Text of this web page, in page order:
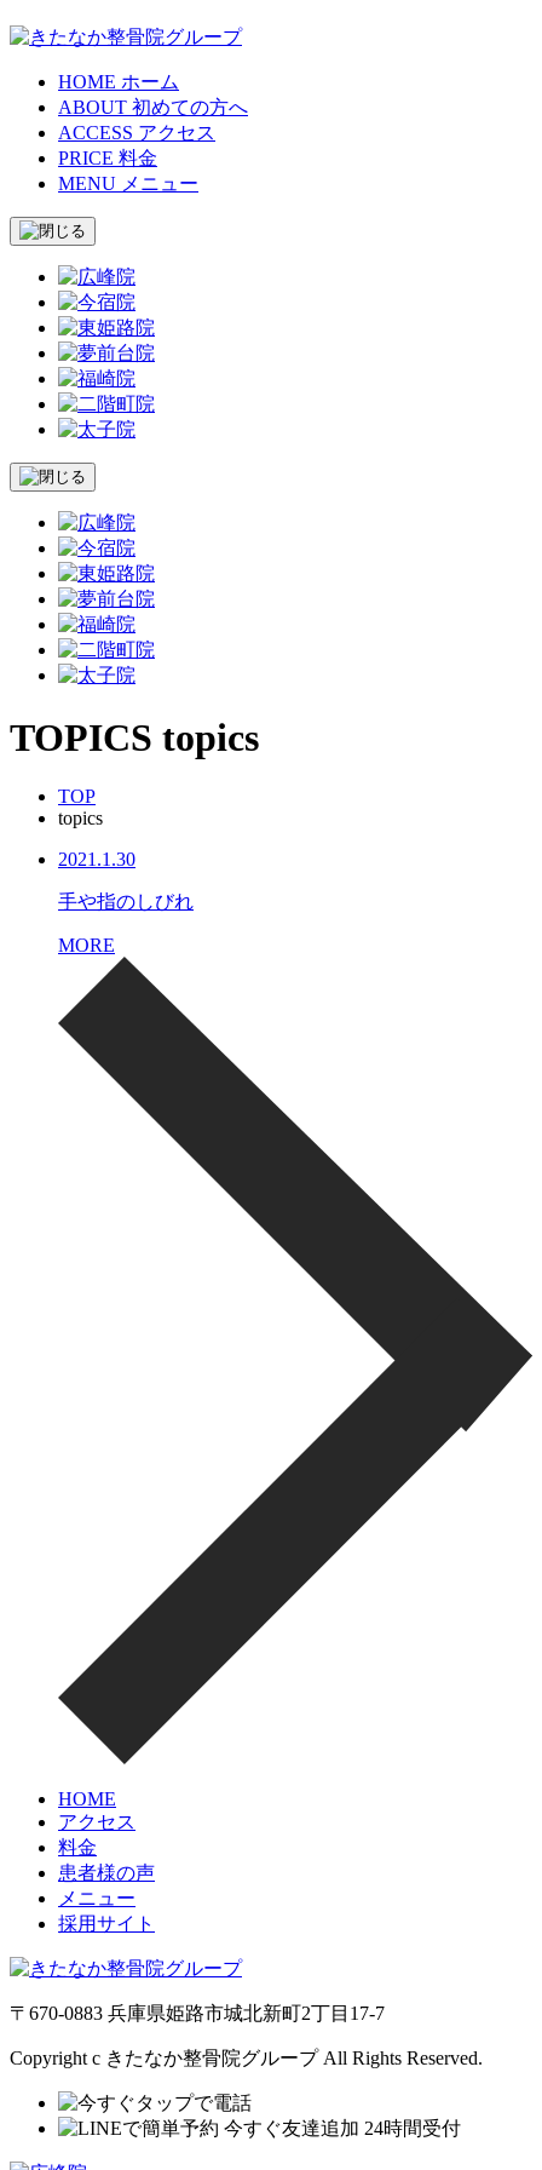
HOME ホーム
ABOUT 初めての方へ
ACCESS アクセス
PRICE 料金
MENU メニュー
TOPICS topics
TOP
topics
2021.1.30
手や指のしびれ
MORE
HOME
アクセス
料金
患者様の声
メニュー
採用サイト
〒670-0883 兵庫県姫路市城北新町2丁目17-7
Copyright c きたなか整骨院グループ All Rights Reserved.